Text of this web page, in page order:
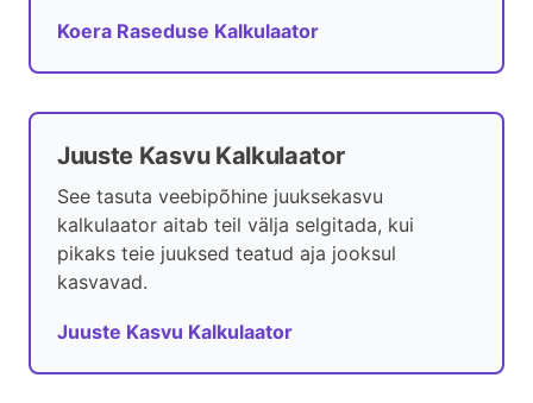
Koera Raseduse Kalkulaator
Juuste Kasvu Kalkulaator
See tasuta veebipõhine juuksekasvu
kalkulaator aitab teil välja selgitada, kui
pikaks teie juuksed teatud aja jooksul
kasvavad.
Juuste Kasvu Kalkulaator